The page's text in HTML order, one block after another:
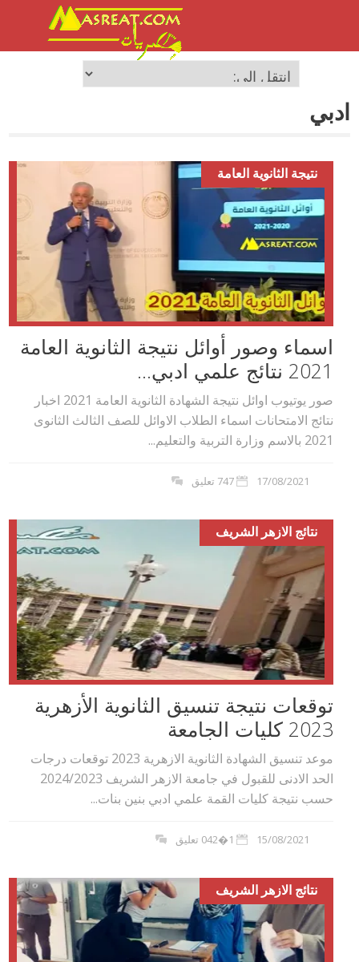
ادبي
نتيجة الثانوية العامة
اسماء وصور أوائل نتيجة الثانوية العامة
2021 نتائج علمي ادبي...
صور يوتيوب اوائل نتيجة الشهادة الثانوية العامة 2021 اخبار
نتائج الامتحانات اسماء الطلاب الاوائل للصف الثالث الثانوى
2021 بالاسم وزارة التربية والتعليم...
17/08/2021 747 تعليق
نتائج الازهر الشريف
توقعات نتيجة تنسيق الثانوية الأزهرية
2023 كليات الجامعة
موعد تنسيق الشهادة الثانوية الازهرية 2023 توقعات درجات
الحد الادنى للقبول في جامعة الازهر الشريف 2024/2023
حسب نتيجة كليات القمة علمي ادبي بنين بنات...
15/08/2021 1�042 تعليق
نتائج الازهر الشريف